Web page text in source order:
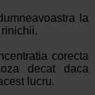
la
corecta
decat daca
lucru.